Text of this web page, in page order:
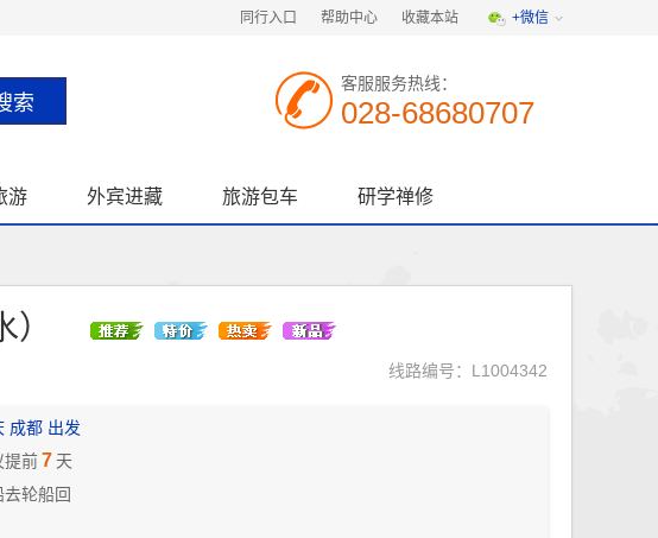
同行入口 帮助中心 收藏本站 +微信
客服服务热线：
028-68680707
游 外宾进藏 旅游包车 研学禅修
）
线路编号：L1004342
成都 出发
提前7 天
去轮船回